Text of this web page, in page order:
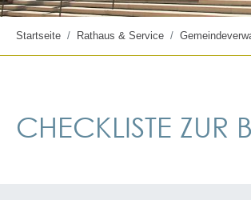
Startseite Rathaus & Service
CHECKLISTE ZUR